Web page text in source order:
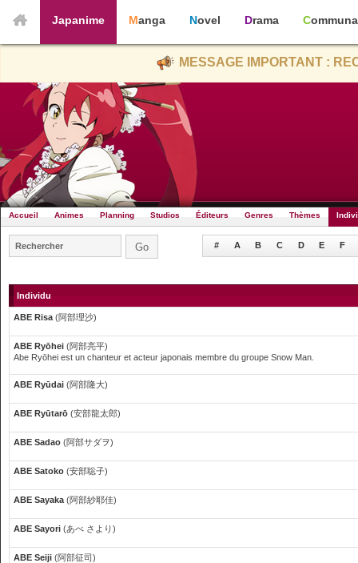
Japanime Manga Novel Drama
MESSAGE IMPORTANT :
Accueil Animes Planning Studios Éditeurs Genres Thèmes
# A B C D E F
Individu
ABE Risa (阿部理沙)
ABE Ryōhei (阿部亮平)
Abe Ryōhei est un chanteur et acteur japonais membre du groupe Snow Man.
ABE Ryūdai (阿部隆大)
ABE Ryūtarō (安部龍太郎)
ABE Sadao (阿部サダヲ)
ABE Satoko (安部聡子)
ABE Sayaka (阿部紗耶佳)
ABE Sayori (あべ さより)
ABE Seiji (阿部征司)